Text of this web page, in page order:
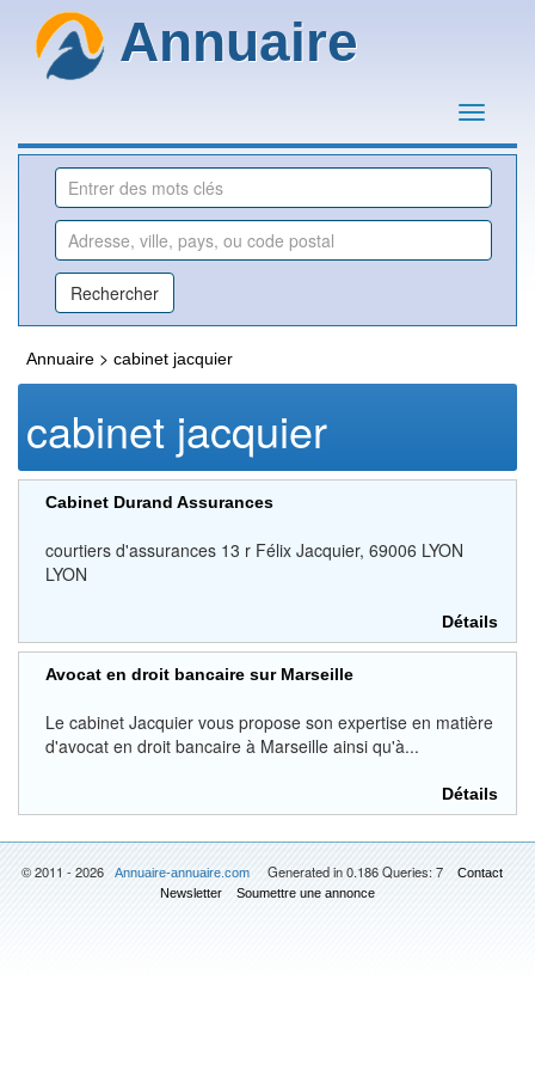
Annuaire
Annuaire > cabinet jacquier
cabinet jacquier
Cabinet Durand Assurances
courtiers d'assurances 13 r Félix Jacquier, 69006 LYON
LYON
Détails
Avocat en droit bancaire sur Marseille
Le cabinet Jacquier vous propose son expertise en matière
d'avocat en droit bancaire à Marseille ainsi qu'à...
Détails
© 2011 - 2026 Annuaire-annuaire.com Generated in 0.186 Queries: 7
Contact
Newsletter
Soumettre une annonce